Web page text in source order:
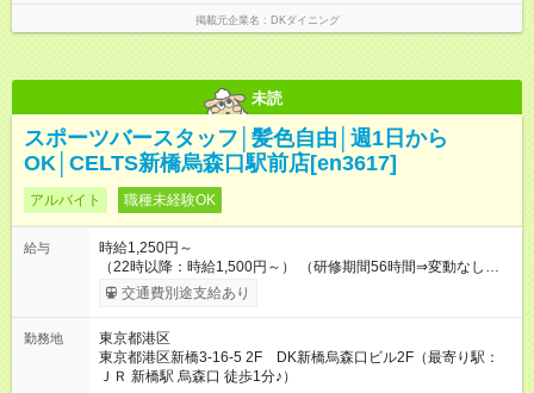
掲載元企業名 DKダイニング
未読
スポーツバースタッフ│髪色自由│週1日から
OK│CELTS新橋烏森口駅前店[en3617]
アルバイト 職種未経験OK
給与
時給1,250円～
（22時以降：時給1,500円～） （研修期間56時間⇒変動なし） ■
食事補助あり⇒1食200円 ■友人紹介制度あり⇒1人紹介につき最
大3万円支給！ 【試用期間】試用期間なし
交通費別途支給あり
勤務地
東京都港区
東京都港区新橋3-16-5 2F DK新橋烏森口ビル2F（最寄り駅：
ＪＲ 新橋駅 烏森口 徒歩1分♪）